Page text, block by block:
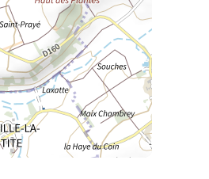
La Meurthe & Moselle en instantanée,
recherchez ce que vous voulez